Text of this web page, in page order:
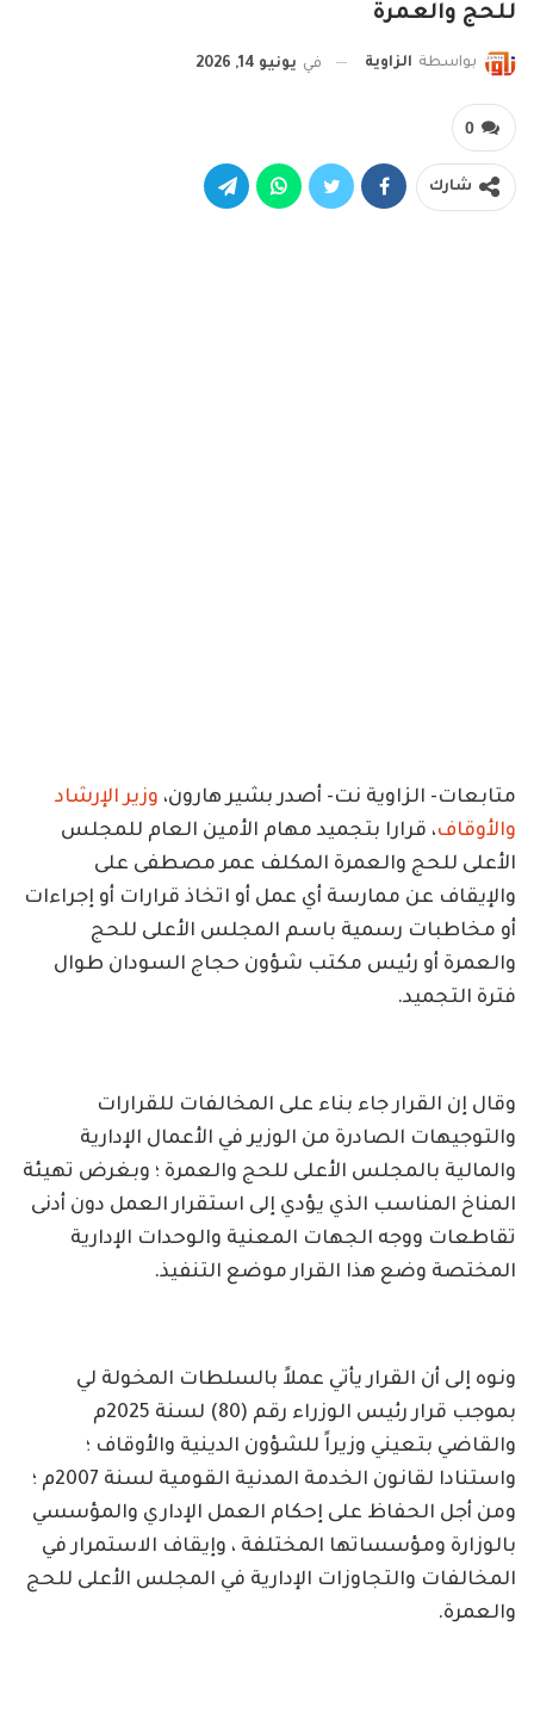
للحج والعمرة
بواسطة الزاوية في يونيو 14, 2026
0
شارك
متابعات- الزاوية نت- أصدر بشير هارون، وزير الإرشاد
والأوقاف، قرارا بتجميد مهام الأمين العام للمجلس
الأعلى للحج والعمرة المكلف عمر مصطفى على
والإيقاف عن ممارسة أي عمل أو اتخاذ قرارات أو إجراءات
أو مخاطبات رسمية باسم المجلس الأعلى للحج
والعمرة أو رئيس مكتب شؤون حجاج السودان طوال
فترة التجميد.
وقال إن القرار جاء بناء على المخالفات للقرارات
والتوجيهات الصادرة من الوزير في الأعمال الإدارية
والمالية بالمجلس الأعلى للحج والعمرة ؛ وبغرض تهيئة
المناخ المناسب الذي يؤدي إلى استقرار العمل دون أدنى
تقاطعات ووجه الجهات المعنية والوحدات الإدارية
المختصة وضع هذا القرار موضع التنفيذ.
ونوه إلى أن القرار يأتي عملاً بالسلطات المخولة لي
بموجب قرار رئيس الوزراء رقم (80) لسنة 2025م
والقاضي بتعيني وزيراً للشؤون الدينية والأوقاف ؛
واستنادا لقانون الخدمة المدنية القومية لسنة 2007م ؛
ومن أجل الحفاظ على إحكام العمل الإداري والمؤسسي
بالوزارة ومؤسساتها المختلفة ، وإيقاف الاستمرار في
المخالفات والتجاوزات الإدارية في المجلس الأعلى للحج
والعمرة.